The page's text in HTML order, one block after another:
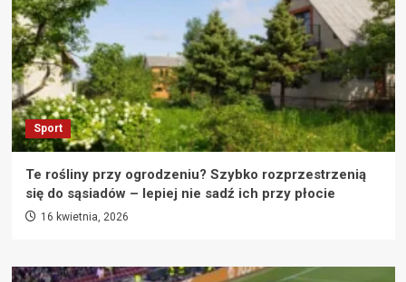
Sport
Te rośliny przy ogrodzeniu? Szybko rozprzestrzenią
się do sąsiadów – lepiej nie sadź ich przy płocie
16 kwietnia, 2026